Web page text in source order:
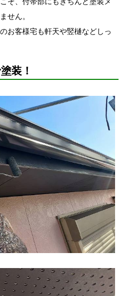
せん。
お客様宅も軒天や竪樋などしっ
装！